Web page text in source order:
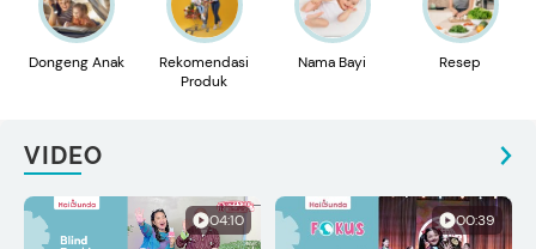
Dongeng Anak
Rekomendasi
Produk
Nama Bayi Resep
VIDEO
04:10 00:39